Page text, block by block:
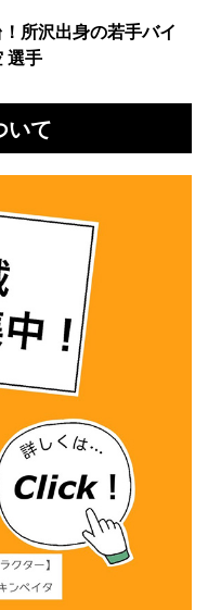
！所沢出身の若手バイ
選手
いて